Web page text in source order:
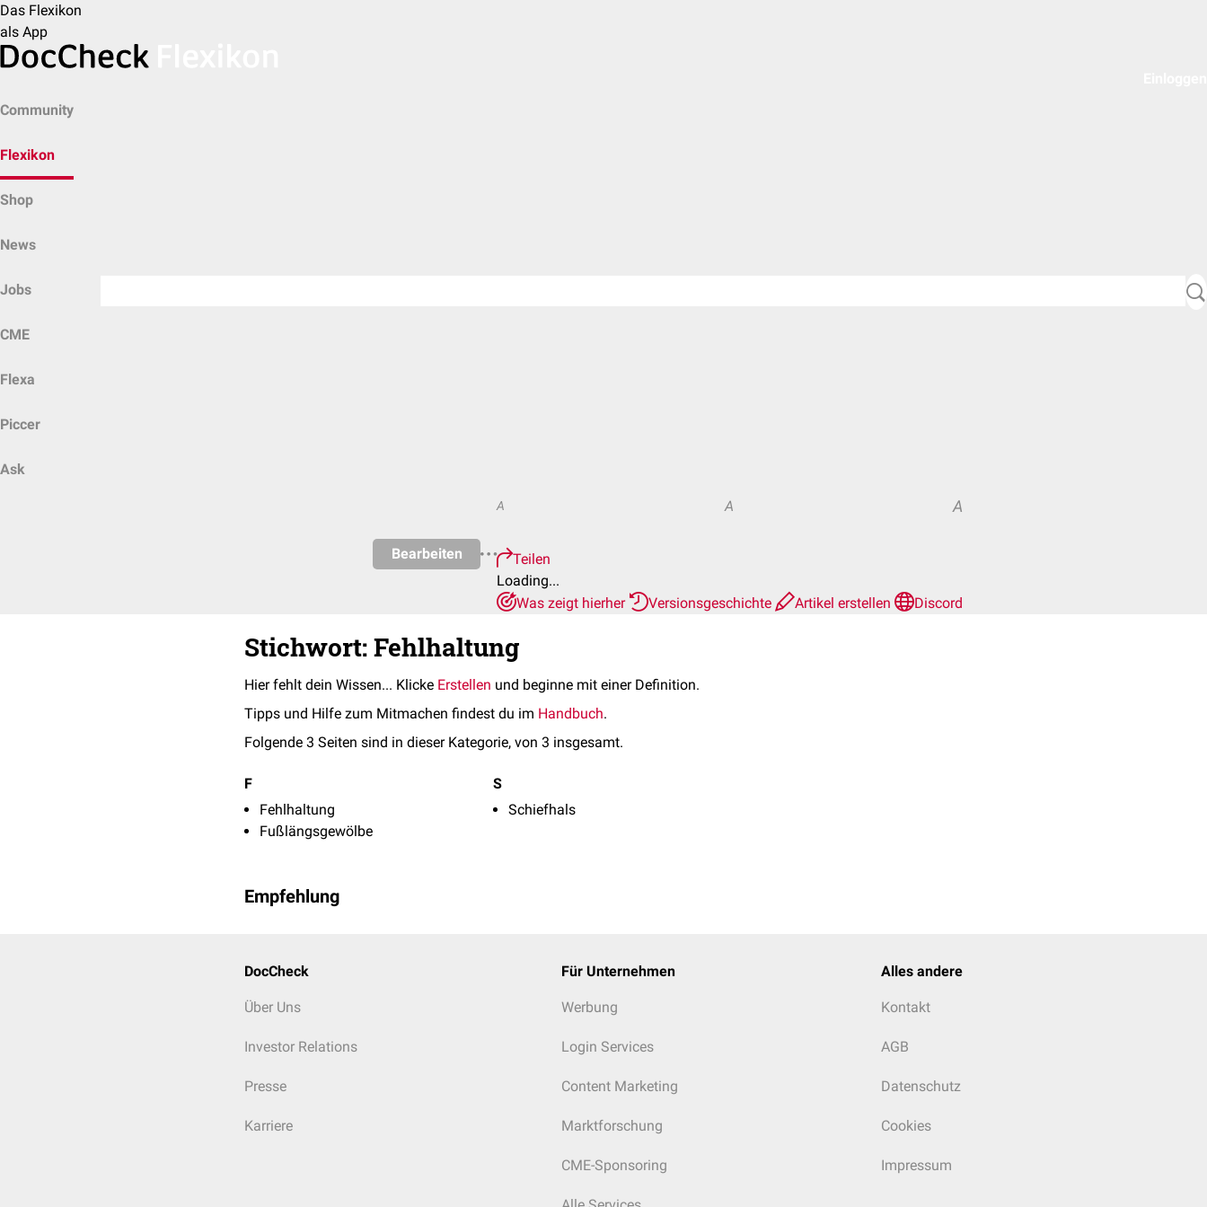
Das Flexikon
als App
Community
Flexikon
Shop
News
Jobs
CME
Flexa
Piccer
Ask
Bearbeiten
A A A
Teilen
Loading...
Was zeigt hierher
Versionsgeschichte Artikel erstellen Discord
Stichwort: Fehlhaltung
Hier fehlt dein Wissen... Klicke Erstellen und beginne mit einer Definition.
Tipps und Hilfe zum Mitmachen findest du im Handbuch.
Folgende 3 Seiten sind in dieser Kategorie, von 3 insgesamt.
F
Fehlhaltung
Fußlängsgewölbe
S
Schiefhals
Empfehlung
DocCheck
Über Uns
Investor Relations
Presse
Karriere
Für Unternehmen
Werbung
Login Services
Content Marketing
Marktforschung
CME-Sponsoring
Alles andere
Kontakt
AGB
Datenschutz
Cookies
Impressum